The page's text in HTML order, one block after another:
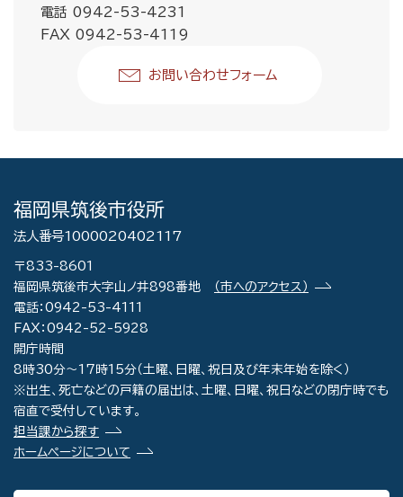
電話 0942-53-4231
FAX 0942-53-4119
お問い合わせフォーム
福岡県筑後市役所
法人番号1000020402117
〒833-8601
福岡県筑後市大字山ノ井898番地
（市へのアクセス）
電話：0942-53-4111
FAX：0942-52-5928
開庁時間
8時30分～17時15分（土曜、日曜、祝日及び年末年始を除く）
※出生、死亡などの戸籍の届出は、土曜、日曜、祝日などの閉庁時でも
宿直で受付しています。
担当課から探す
ホームページについて